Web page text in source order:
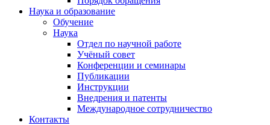
Наука и образование
Обучение
Наука
Отдел по научной работе
Учёный совет
Конференции и семинары
Публикации
Инструкции
Внедрения и патенты
Международное сотрудничество
Контакты